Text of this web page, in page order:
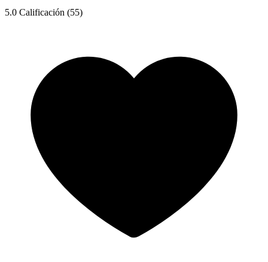
5.0 Calificación (55)